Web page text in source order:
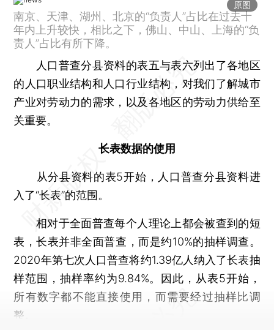
原图
南京、天津、湖州、北京的“负责人”占比在过去十
年内上升较快，相比之下，佛山、中山、上海的“负
责人”占比有所下降。
人口普查分县资料的表五与表六列出了各地区
的人口职业结构和人口行业结构，对我们了解城市
产业对劳动力的需求，以及各地区的劳动力供给至
关重要。
长表数据的使用
从分县资料的表5开始，人口普查分县资料进
入了“长表”的范围。
相对于全面普查每个人理论上都会被查到的短
表，长表并非全面普查，而是约10%的抽样调查。
2020年第七次人口普查将约1.39亿人纳入了长表抽
样范围，抽样率约为9.84%。因此，从表5开始，
所有数字都不能直接使用，而需要经过抽样比调
整。